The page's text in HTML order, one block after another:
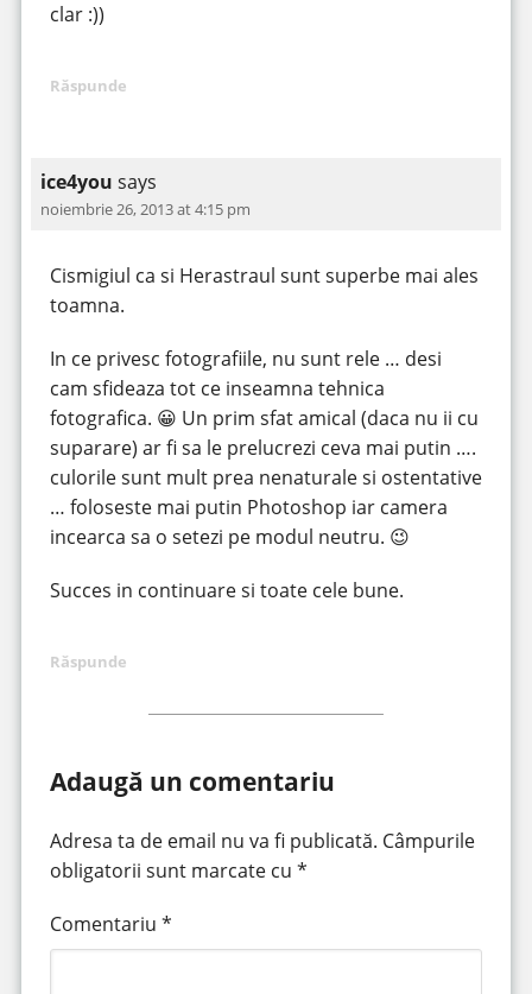
clar :))
Răspunde
ice4you says
noiembrie 26, 2013 at 4:15 pm
Cismigiul ca si Herastraul sunt superbe mai ales
toamna.
In ce privesc fotografiile, nu sunt rele … desi
cam sfideaza tot ce inseamna tehnica
fotografica. 😀 Un prim sfat amical (daca nu ii cu
suparare) ar fi sa le prelucrezi ceva mai putin ….
culorile sunt mult prea nenaturale si ostentative
… foloseste mai putin Photoshop iar camera
incearca sa o setezi pe modul neutru. 😉
Succes in continuare si toate cele bune.
Răspunde
Adaugă un comentariu
Adresa ta de email nu va fi publicată. Câmpurile
obligatorii sunt marcate cu *
Comentariu *